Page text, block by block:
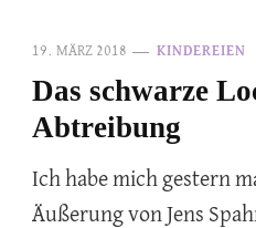
19. MÄRZ 2018 KINDEREIEN
Das schwarze
Abtreibung
Ich habe mich gestern
Äußerung von Jens